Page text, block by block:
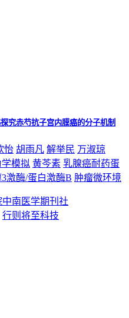
究赤芍抗子宫内膜癌的分子机制
怡 胡雨凡 解举民 万淑琼
模拟 黄芩素 乳腺癌耐药蛋
激酶/蛋白激酶B 肿瘤微环境
南医学期刊社
行则将至科技